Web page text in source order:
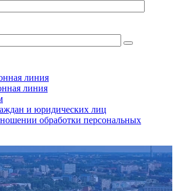
линия
линия
и юридических лиц
обработки персональных